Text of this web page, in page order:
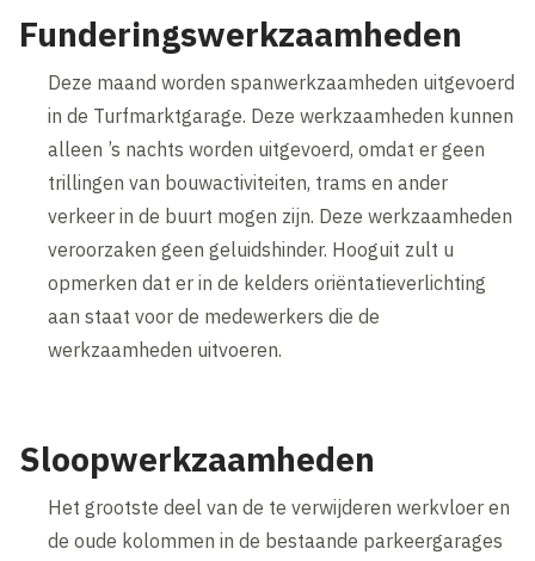
Funderingswerkzaamheden
Deze maand worden spanwerkzaamheden uitgevoerd
in de Turfmarktgarage. Deze werkzaamheden kunnen
alleen ’s nachts worden uitgevoerd, omdat er geen
trillingen van bouwactiviteiten, trams en ander
verkeer in de buurt mogen zijn. Deze werkzaamheden
veroorzaken geen geluidshinder. Hooguit zult u
opmerken dat er in de kelders oriëntatieverlichting
aan staat voor de medewerkers die de
werkzaamheden uitvoeren.
Sloopwerkzaamheden
Het grootste deel van de te verwijderen werkvloer en
de oude kolommen in de bestaande parkeergarages